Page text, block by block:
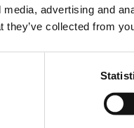
advertising and
they’ve collected from
Έληξε η
Έρευνας Φυσικών
2026.